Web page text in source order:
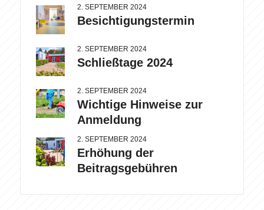
2. SEPTEMBER 2024
Besichtigungstermin
2. SEPTEMBER 2024
Schließtage 2024
2. SEPTEMBER 2024
Wichtige Hinweise zur
Anmeldung
2. SEPTEMBER 2024
Erhöhung der
Beitragsgebühren